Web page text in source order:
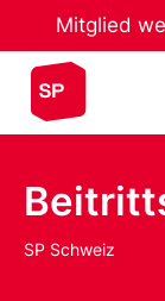
Mitglied
SP Schweiz